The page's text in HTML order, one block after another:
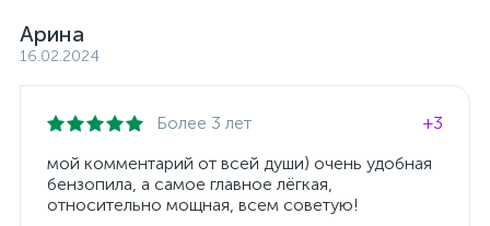
Арина
16.02.2024
Более 3 лет
+3
мой комментарий от всей души) очень удобная
бензопила, а самое главное лёгкая,
относительно мощная, всем советую!